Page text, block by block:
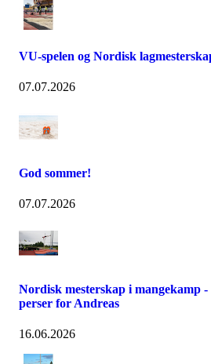
VU-spelen og Nordisk
07.07.2026
God sommer!
07.07.2026
Nordisk mesterskap i mangekamp
perser for Andreas
16.06.2026